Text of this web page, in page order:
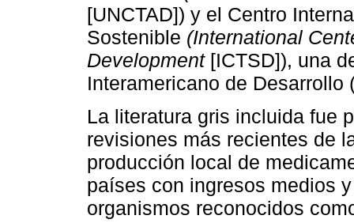
[UNCTAD]) y el Centro
Sostenible (International
Development[ICTSD]), una
Interamericano de Desarrollo
La literatura gris incluida fue
revisiones más recientes de
producción local de
países con ingresos medios
organismos reconocidos